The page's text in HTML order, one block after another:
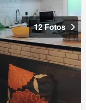
12 Fotos